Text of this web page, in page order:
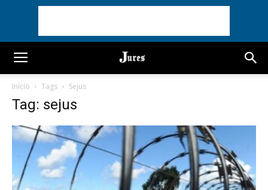
Início Tags Sejus
Tag: sejus